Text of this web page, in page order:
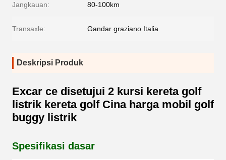
Jangkauan: 80-100km
Transaxle: Gandar graziano Italia
Deskripsi Produk
Excar ce disetujui 2 kursi kereta golf
listrik kereta golf Cina harga mobil golf
buggy listrik
Spesifikasi dasar